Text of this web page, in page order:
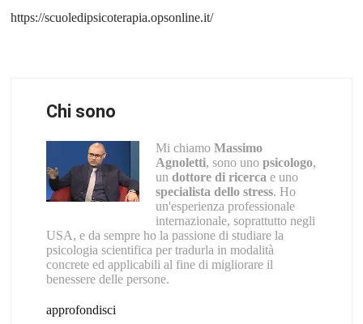
https://scuoledipsicoterapia.opsonline.it/
Chi sono
Mi chiamo Massimo
Agnoletti, sono uno psicologo,
un dottore di ricerca e uno
specialista dello stress. Ho
un'esperienza professionale
internazionale, soprattutto negli
USA, e da sempre ho la passione di studiare la
psicologia scientifica per tradurla in modalità
concrete ed applicabili al fine di migliorare il
benessere delle persone.
approfondisci